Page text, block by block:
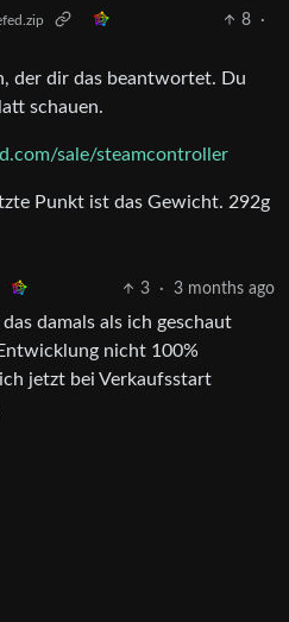
8
·
der dir das beantwortet. Du
schauen.
sale/steamcontroller
Punkt ist das Gewicht. 292g
3 · 3 months ago
damals als ich geschaut
nicht 100%
jetzt bei Verkaufsstart